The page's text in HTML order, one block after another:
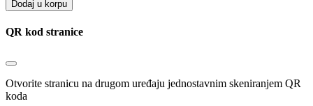
Dodaj u korpu
QR kod stranice
Otvorite stranicu na drugom uređaju jednostavnim skeniranjem QR
koda